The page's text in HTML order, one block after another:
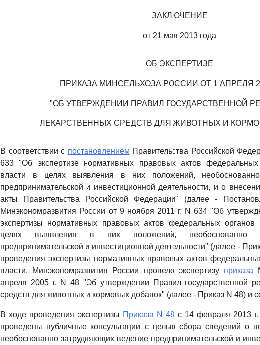
ЗАКЛЮЧЕНИЕ
от 21 мая 2013 года
ОБ ЭКСПЕРТИЗЕ
ПРИКАЗА МИНСЕЛЬХОЗА РОССИИ ОТ 1 АПРЕЛЯ
"ОБ УТВЕРЖДЕНИИ ПРАВИЛ ГОСУДАРСТВЕННОЙ
ЛЕКАРСТВЕННЫХ СРЕДСТВ ДЛЯ ЖИВОТНЫХ И
В соответствии с постановлением Правительства Российской
633 "Об экспертизе нормативных правовых актов федеральных
власти в целях выявления в них положений,
предпринимательской и инвестиционной деятельности, и о
акты Правительства Российской Федерации" (далее -
Минэкономразвития России от 9 ноября 2011 г. N 634 "Об
экспертизы нормативных правовых актов федеральных органов
целях выявления в них положений, необоснованно
предпринимательской и инвестиционной деятельности" (далее -
проведения экспертизы нормативных правовых актов
власти, Минэкономразвития России провело экспертизу приказа
апреля 2005 г. N 48 "Об утверждении Правил государственной
средств для животных и кормовых добавок" (далее - Приказ N 48) и
В ходе проведения экспертизы Приказа N 48 с 14 февраля 2013
проведены публичные консультации с целью сбора сведений о
необоснованно затрудняющих ведение предпринимательской и